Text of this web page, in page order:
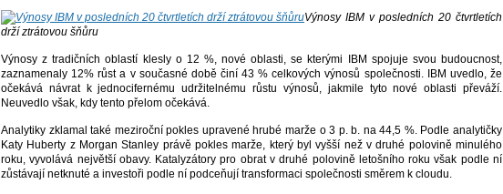
Výnosy IBM v posledních 20 čtvrtletích
drží ztrátovou šňůru
Výnosy z tradičních oblastí klesly o 12 %, nové oblasti, se kterými IBM spojuje svou budoucnost,
zaznamenaly 12% růst a v současné době činí 43 % celkových výnosů společnosti. IBM uvedlo, že
očekává návrat k jednocifernému udržitelnému růstu výnosů, jakmile tyto nové oblasti převáží.
Neuvedlo však, kdy tento přelom očekává.
Analytiky zklamal také meziroční pokles upravené hrubé marže o 3 p. b. na 44,5 %. Podle analytičky
Katy Huberty z Morgan Stanley právě pokles marže, který byl vyšší než v druhé polovině minulého
roku, vyvolává největší obavy. Katalyzátory pro obrat v druhé polovině letošního roku však podle ní
zůstávají netknuté a investoři podle ní podceňují transformaci společnosti směrem k cloudu.